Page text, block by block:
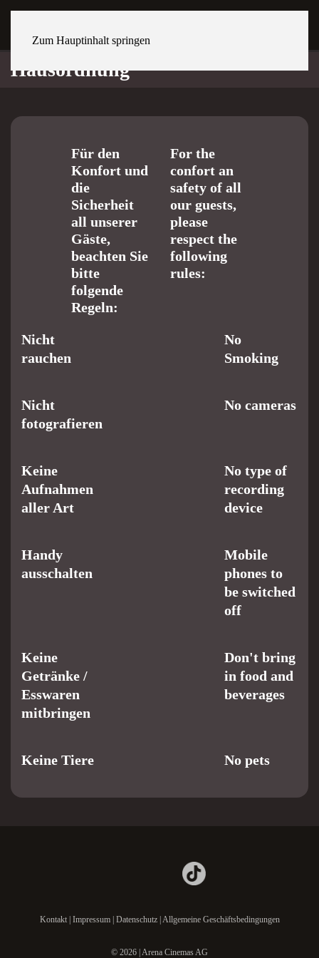
Zum Hauptinhalt springen
Hausordnung
Für den
Konfort und
die
Sicherheit
all unserer
Gäste,
beachten Sie
bitte
folgende
Regeln:
For the
confort an
safety of all
our guests,
please
respect the
following
rules:
Nicht
rauchen
No
Smoking
Nicht
fotografieren
No cameras
Keine
Aufnahmen
aller Art
No type of
recording
device
Handy
ausschalten
Mobile
phones to
be switched
off
Keine
Getränke /
Esswaren
mitbringen
Don't bring
in food and
beverages
Keine Tiere No pets
Kontakt| Impressum| Datenschutz| Allgemeine Geschäftsbedingungen
© 2026 | Arena Cinemas AG